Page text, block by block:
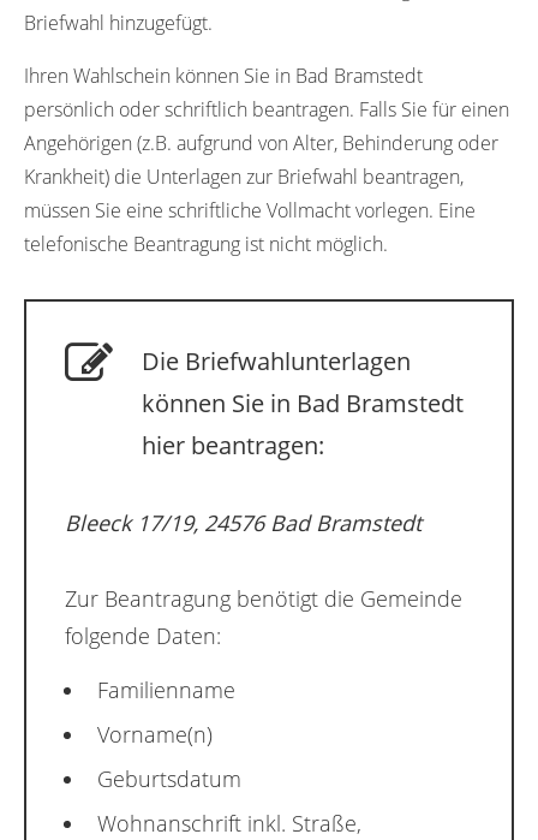
Briefwahl hinzugefügt.
Ihren Wahlschein können Sie in Bad Bramstedt
persönlich oder schriftlich beantragen. Falls Sie für einen
Angehörigen (z.B. aufgrund von Alter, Behinderung oder
Krankheit) die Unterlagen zur Briefwahl beantragen,
müssen Sie eine schriftliche Vollmacht vorlegen. Eine
telefonische Beantragung ist nicht möglich.
Die Briefwahlunterlagen
können Sie in Bad Bramstedt
hier beantragen:
Bleeck 17/19, 24576 Bad Bramstedt
Zur Beantragung benötigt die Gemeinde
folgende Daten:
Familienname
Vorname(n)
Geburtsdatum
Wohnanschrift inkl. Straße,